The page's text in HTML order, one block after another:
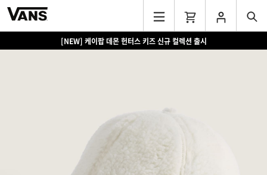
[NEW] 케이팝 데몬 헌터스 키즈 신규 컬렉션 출시